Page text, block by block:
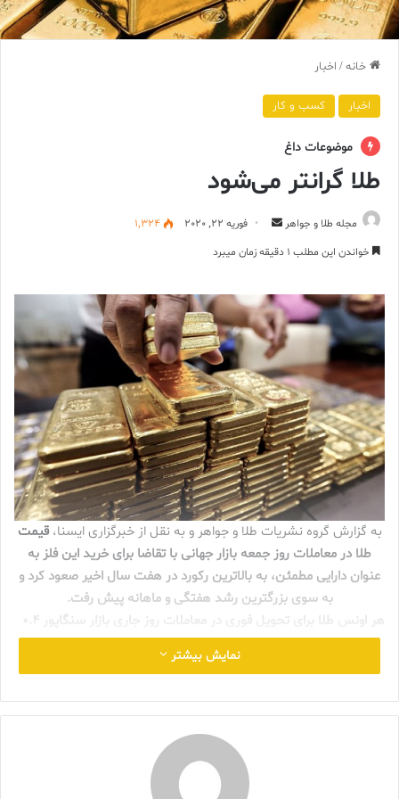
خانه/ اخبار
اخبار کسب و کار
موضوعات داغ
طلا گرانتر می‌شود
مجله طلا و جواهر
ارسال فوریه 22, 2020
1,324
خواندن این مطلب 1 دقیقه زمان میبرد
به گزارش گروه نشریات طلا و جواهر و به نقل از خبرگزاری ایسنا، قیمت
طلا در معاملات روز جمعه بازار جهانی با تقاضا برای خرید این فلز به
عنوان دارایی مطمئن، به بالاترین رکورد در هفت سال اخیر صعود کرد و
به سوی بزرگترین رشد هفتگی و ماهانه پیش رفت.
هر اونس طلا برای تحویل فوری در معاملات روز جاری بازار سنگاپور ۰.۴
درصد افت کرد و به ۱۶۲۵ دلار و پنج سنت رسید. بهای معاملات این بازار
از ابتدای هفته جاری تاکنون ۲.۵ درصد رشد کرده که بزرگترین رشد
نمایش بیشتر